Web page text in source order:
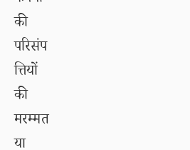
की
परिसंप
त्तियों
की
मरम्मत
या